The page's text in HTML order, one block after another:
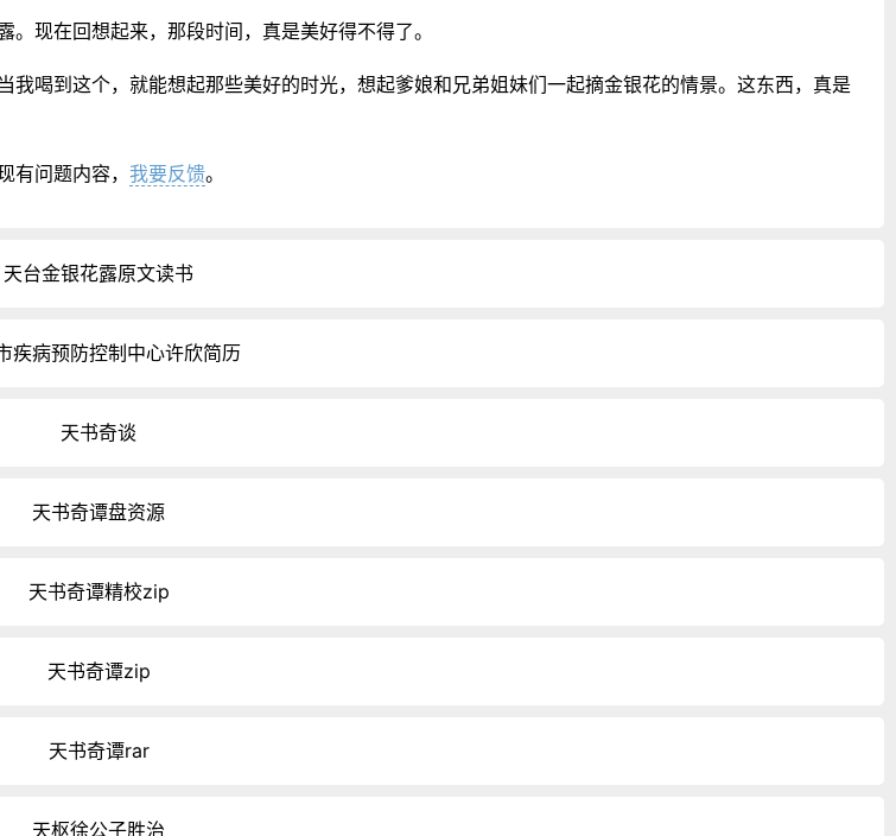
现在回想起来，那段时间，真是美好得不得了。
喝到这个，就能想起那些美好的时光，想起爹娘和兄弟姐妹们一起摘金银花的情景。这东西，真是
问题内容， 我要反馈。
天台金银花露原文读书
疾病预防控制中心许欣简历
天书奇谈
天书奇谭盘资源
天书奇谭精校zip
天书奇谭zip
天书奇谭rar
天枢徐公子胜治